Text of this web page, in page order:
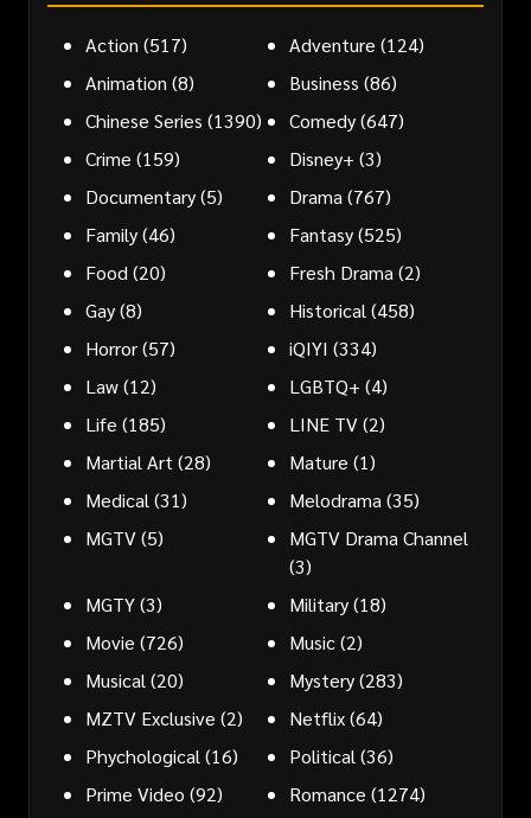
Action (517) Adventure (124)
Animation (8) Business (86)
Chinese Series (1390) Comedy(647)
Crime (159) Disney+ (3)
Documentary(5) Drama (767)
Family(46) Fantasy(525)
Food (20) Fresh Drama (2)
Gay(8) Historical (458)
Horror(57) iQIYI (334)
Law(12) LGBTQ+ (4)
Life (185) LINE TV(2)
Martial Art (28) Mature (1)
Medical (31) Melodrama (35)
MGTV(5)
MGTV Drama Channel
(3)
MGTY(3) Military(18)
Movie (726) Music(2)
Musical (20) Mystery(283)
MZTV Exclusive (2) Netflix(64)
Phychological (16) Political (36)
Prime Video (92) Romance (1274)